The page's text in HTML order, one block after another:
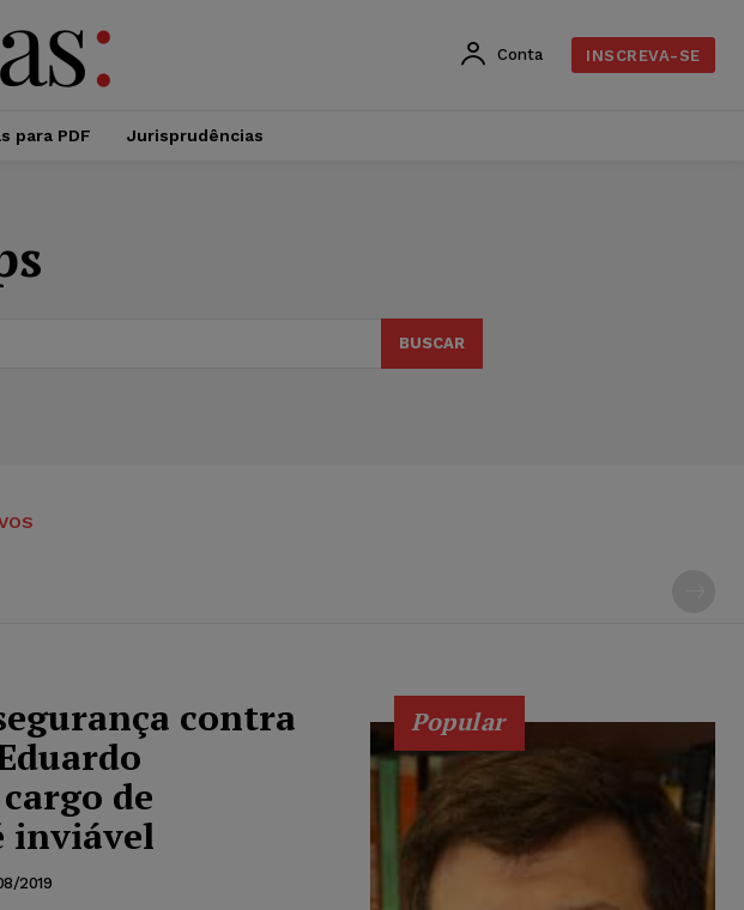
Conta INSCREVA-SE
para PDF Jurisprudências
BUSCAR
contra
de
inviável
2019
Popular